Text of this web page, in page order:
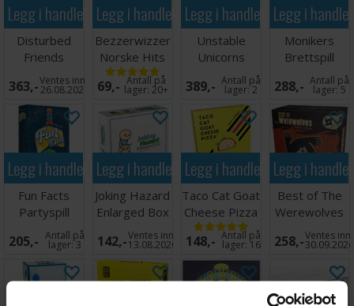
Legg i handlekurven
Disturbed
Friends
Kortspill
363,-Ventes inn
26.08.2026
Legg i handlekurven
Bezzerwizzer
Norske Hits
69,- Antall på
lager:20+
Legg i handlekurven
Unstable
Unicorns
NSFW
Brettspill
389,- Antall på
lager:2
Legg i
Monikers
Brettspill
288,- Antall på
lager:5
Legg i handlekurven
Fun Facts
Partyspill
205,- Antall på
lager:3
Legg i handlekurven
Joking Hazard
Enlarged Box
142,-Ventes inn
13.08.2026
Legg i handlekurven
Taco Cat Goat
Cheese Pizza
Brettspill
148,- Antall på
lager: 16
Legg i
Best of The
Werewolves
of Millers
Hollow
258,-Ventes inn
30.09.2026